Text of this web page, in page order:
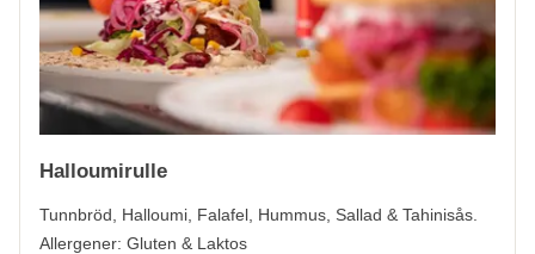
Halloumirulle
Tunnbröd, Halloumi, Falafel, Hummus, Sallad & Tahinisås.
Allergener: Gluten & Laktos